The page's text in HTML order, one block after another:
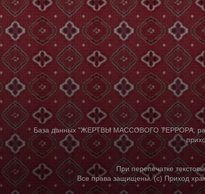
База данных "ЖЕРТВЫ МАССОВОГО ТЕРРОРА,
При перепечатке
Все права защищены. (с) Приход